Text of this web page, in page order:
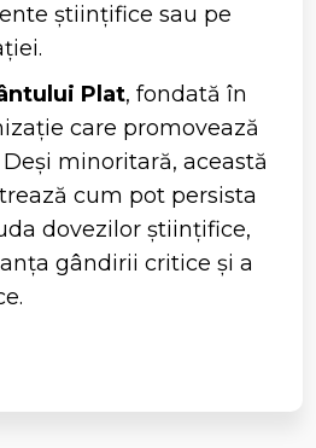
științifice sau pe
Plat, fondată în
care promovează
minoritară, această
cum pot persista
dovezilor științifice,
gândirii critice și a